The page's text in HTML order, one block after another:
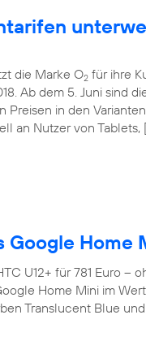
die Marke O2 für ihre
Ab dem 5. Juni sind
in den
an Nutzer von Tablets,
Google Home
U12+ für 781 Euro –
Home Mini im
Translucent Blue